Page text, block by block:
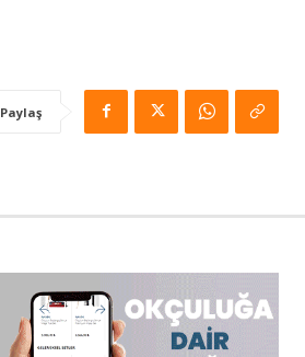
Paylaş